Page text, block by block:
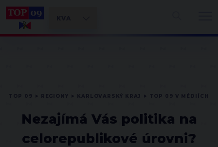
Nezajímá Vás politika na
celorepublikové úrovni?